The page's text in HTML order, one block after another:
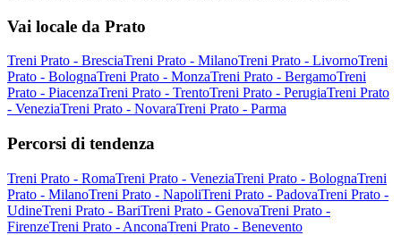
Vai locale da Prato
Treni Prato - BresciaTreni Prato - MilanoTreni Prato - LivornoTreni
Prato - BolognaTreni Prato - MonzaTreni Prato - BergamoTreni
Prato - PiacenzaTreni Prato - TrentoTreni Prato - PerugiaTreni Prato
- VeneziaTreni Prato - NovaraTreni Prato - Parma
Percorsi di tendenza
Treni Prato - RomaTreni Prato - VeneziaTreni Prato - BolognaTreni
Prato - MilanoTreni Prato - NapoliTreni Prato - PadovaTreni Prato -
UdineTreni Prato - BariTreni Prato - GenovaTreni Prato -
FirenzeTreni Prato - AnconaTreni Prato - Benevento